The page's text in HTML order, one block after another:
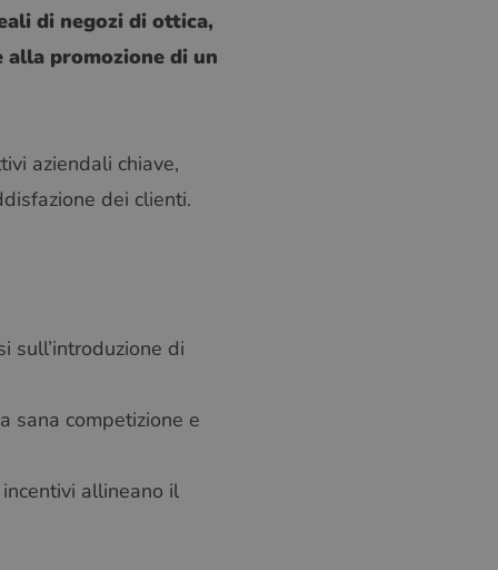
di negozi di ottica,
promozione di un
aziendali chiave,
dei clienti.
sull’introduzione di
sana competizione e
allineano il